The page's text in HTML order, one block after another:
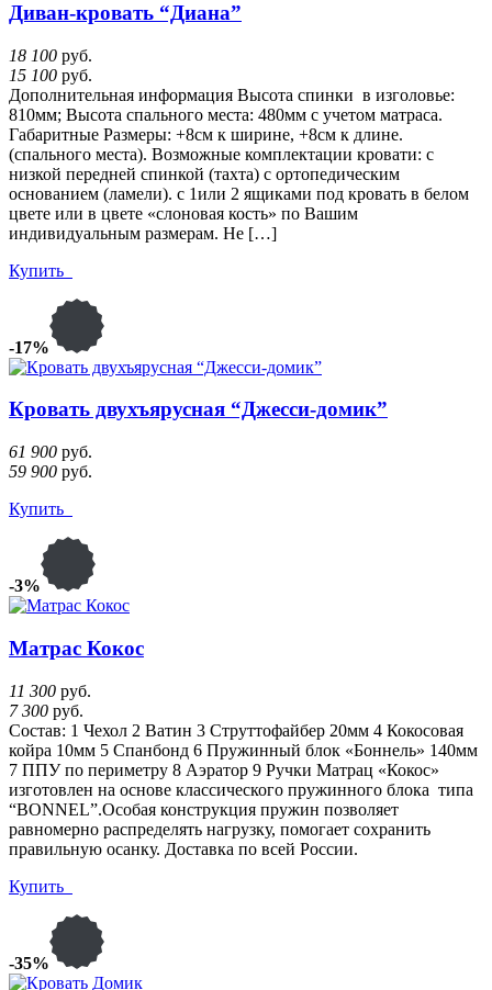
Диван-кровать “Диана”
18 100 руб.
15 100 руб.
Дополнительная информация Высота спинки в изголовье:
810мм; Высота спального места: 480мм с учетом матраса.
Габаритные Размеры: +8см к ширине, +8см к длине.
(спального места). Возможные комплектации кровати: с
низкой передней спинкой (тахта) с ортопедическим
основанием (ламели). с 1или 2 ящиками под кровать в белом
цвете или в цвете «слоновая кость» по Вашим
индивидуальным размерам. Не […]
Купить
-17%
Кровать двухъярусная “Джесси-домик”
61 900 руб.
59 900 руб.
Купить
-3%
Матрас Кокос
11 300 руб.
7 300 руб.
Состав: 1 Чехол 2 Ватин 3 Струттофайбер 20мм 4 Кокосовая
койра 10мм 5 Спанбонд 6 Пружинный блок «Боннель» 140мм
7 ППУ по периметру 8 Аэратор 9 Ручки Матрац «Кокос»
изготовлен на основе классического пружинного блока типа
“BONNEL”.Особая конструкция пружин позволяет
равномерно распределять нагрузку, помогает сохранить
правильную осанку. Доставка по всей России.
Купить
-35%